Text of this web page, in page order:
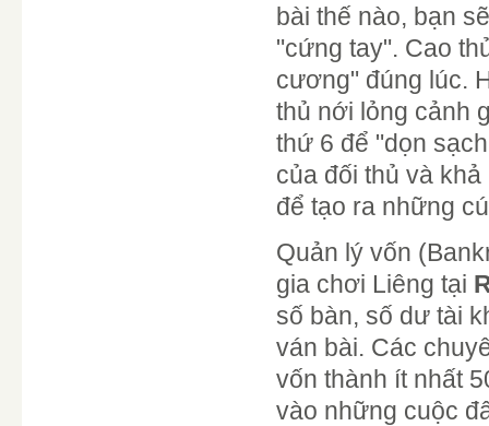
bài thế nào, bạn
"cứng tay". Cao
cương" đúng lúc.
thủ nới lỏng cảnh
thứ 6 để "dọn
của đối thủ và
để tạo ra những
Quản lý vốn
gia chơi Liêng tại
số bàn, số dư tài
ván bài. Các
vốn thành ít nhất
vào những cuộc